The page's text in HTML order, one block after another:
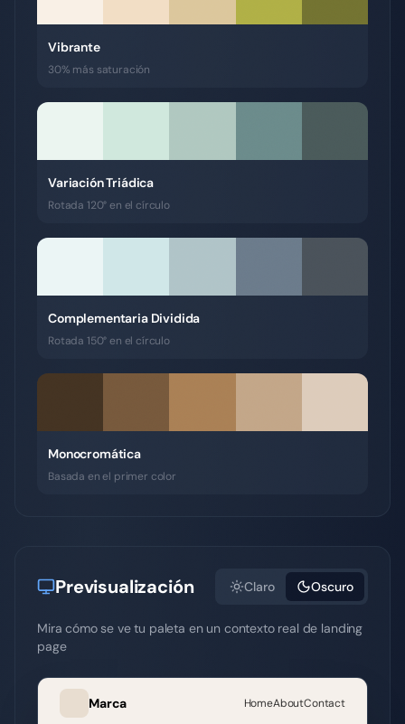
Vibrante
30% más saturación
Variación Triádica
Rotada 120° en el círculo
Complementaria Dividida
Rotada 150° en el círculo
Monocromática
Basada en el primer color
Previsualización Claro Oscuro
Mira cómo se ve tu paleta en un contexto real de landing
page
Marca HomeAboutContact